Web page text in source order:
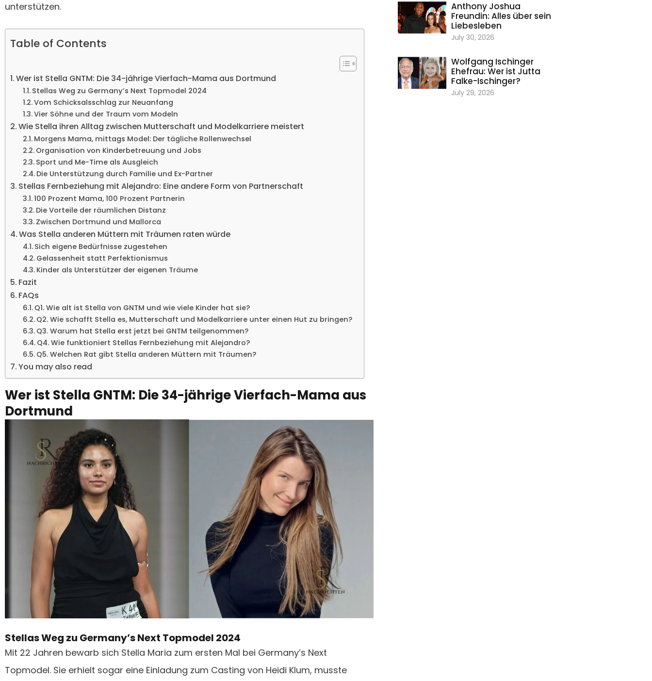
unterstützen.
Table of Contents
Wer ist Stella GNTM: Die 34-jährige Vierfach-Mama aus Dortmund
Stellas Weg zu Germany’s Next Topmodel 2024
Vom Schicksalsschlag zur Neuanfang
Vier Söhne und der Traum vom Modeln
Wie Stella ihren Alltag zwischen Mutterschaft und Modelkarriere meistert
Morgens Mama, mittags Model: Der tägliche Rollenwechsel
Organisation von Kinderbetreuung und Jobs
Sport und Me-Time als Ausgleich
Die Unterstützung durch Familie und Ex-Partner
Stellas Fernbeziehung mit Alejandro: Eine andere Form von Partnerschaft
100 Prozent Mama, 100 Prozent Partnerin
Die Vorteile der räumlichen Distanz
Zwischen Dortmund und Mallorca
Was Stella anderen Müttern mit Träumen raten würde
Sich eigene Bedürfnisse zugestehen
Gelassenheit statt Perfektionismus
Kinder als Unterstützer der eigenen Träume
Fazit
FAQs
Q1. Wie alt ist Stella von GNTM und wie viele Kinder hat sie?
Q2. Wie schafft Stella es, Mutterschaft und Modelkarriere unter einen Hut zu bringen?
Q3. Warum hat Stella erst jetzt bei GNTM teilgenommen?
Q4. Wie funktioniert Stellas Fernbeziehung mit Alejandro?
Q5. Welchen Rat gibt Stella anderen Müttern mit Träumen?
You may also read
Wer ist Stella GNTM: Die 34-jährige Vierfach-Mama aus
Dortmund
Stellas Weg zu Germany’s Next Topmodel 2024
Mit 22 Jahren bewarb sich Stella Maria zum ersten Mal bei Germany’s Next
Topmodel. Sie erhielt sogar eine Einladung zum Casting von Heidi Klum, musste
Anthony Joshua
Freundin: Alles über sein
Liebesleben
July 30, 2026
Wolfgang Ischinger
Ehefrau: Wer ist Jutta
Falke-Ischinger?
July 29, 2026